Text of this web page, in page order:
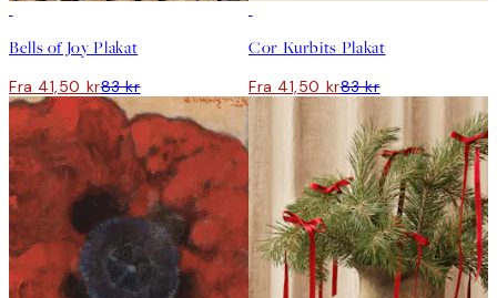
Bells of Joy Plakat
Fra 41,50 kr83 kr
Cor Kurbits Plakat
Fra 41,50 kr83 kr